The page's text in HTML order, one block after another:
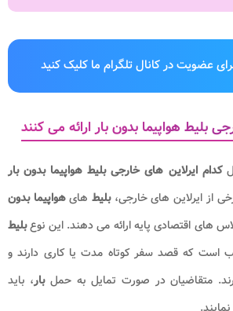
عضویت در کانال تلگرام ما کلیک کنید
بلیط هواپیما بدون بار ارائه می کنند
کدام ایرلاین های خارجی بلیط هواپیما بدون بار
از ایرلاین های خارجی،بلیط هایهواپیما بدون
های اقتصادی پایه ارائه می دهند. این نوعبلیط
است که قصد سفر کوتاه مدت یا کاری دارند و
متقاضیان در صورت تمایل به حملبار، باید